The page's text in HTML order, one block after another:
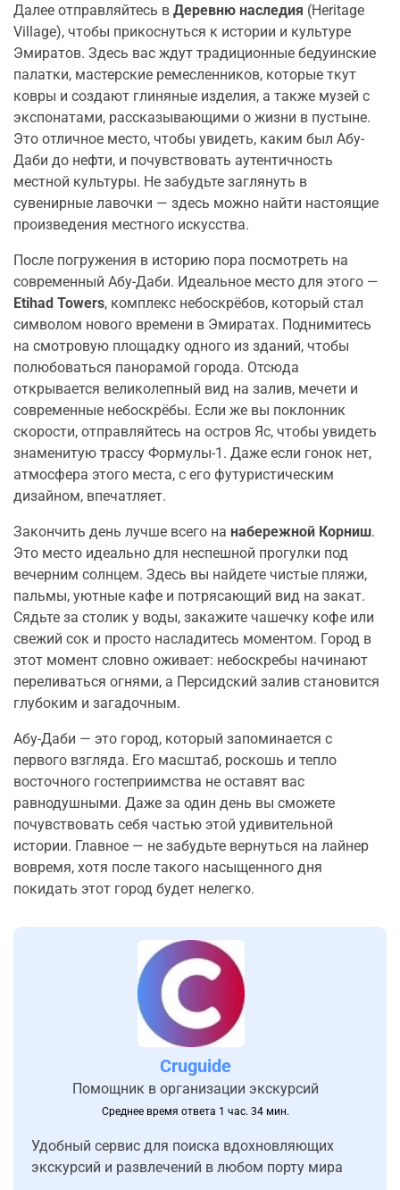
Далее отправляйтесь в Деревню наследия (Heritage
Village), чтобы прикоснуться к истории и культуре
Эмиратов. Здесь вас ждут традиционные бедуинские
палатки, мастерские ремесленников, которые ткут
ковры и создают глиняные изделия, а также музей с
экспонатами, рассказывающими о жизни в пустыне.
Это отличное место, чтобы увидеть, каким был Абу-
Даби до нефти, и почувствовать аутентичность
местной культуры. Не забудьте заглянуть в
сувенирные лавочки — здесь можно найти настоящие
произведения местного искусства.
После погружения в историю пора посмотреть на
современный Абу-Даби. Идеальное место для этого —
Etihad Towers, комплекс небоскрёбов, который стал
символом нового времени в Эмиратах. Поднимитесь
на смотровую площадку одного из зданий, чтобы
полюбоваться панорамой города. Отсюда
открывается великолепный вид на залив, мечети и
современные небоскрёбы. Если же вы поклонник
скорости, отправляйтесь на остров Яс, чтобы увидеть
знаменитую трассу Формулы-1. Даже если гонок нет,
атмосфера этого места, с его футуристическим
дизайном, впечатляет.
Закончить день лучше всего на набережной Корниш.
Это место идеально для неспешной прогулки под
вечерним солнцем. Здесь вы найдете чистые пляжи,
пальмы, уютные кафе и потрясающий вид на закат.
Сядьте за столик у воды, закажите чашечку кофе или
свежий сок и просто насладитесь моментом. Город в
этот момент словно оживает: небоскребы начинают
переливаться огнями, а Персидский залив становится
глубоким и загадочным.
Абу-Даби — это город, который запоминается с
первого взгляда. Его масштаб, роскошь и тепло
восточного гостеприимства не оставят вас
равнодушными. Даже за один день вы сможете
почувствовать себя частью этой удивительной
истории. Главное — не забудьте вернуться на лайнер
вовремя, хотя после такого насыщенного дня
покидать этот город будет нелегко.
Cruguide
Помощник в организации экскурсий
Среднее время ответа 1 час. 34 мин.
Удобный сервис для поиска вдохновляющих
экскурсий и развлечений в любом порту мира